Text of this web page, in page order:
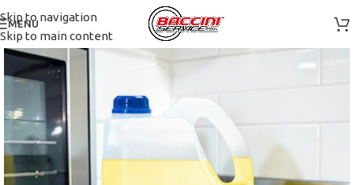
Skip to navigation
Skip to main content
MENU